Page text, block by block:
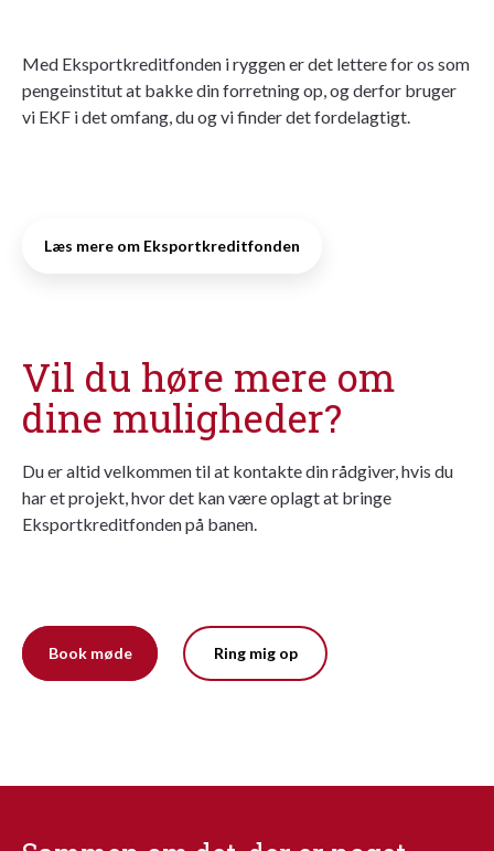
Med Eksportkreditfonden i ryggen er det lettere for os som
pengeinstitut at bakke din forretning op, og derfor bruger
vi EKF i det omfang, du og vi finder det fordelagtigt.
Læs mere om Eksportkreditfonden
Vil du høre mere om
dine muligheder?
Du er altid velkommen til at kontakte din rådgiver, hvis du
har et projekt, hvor det kan være oplagt at bringe
Eksportkreditfonden på banen.
Book møde Ring mig op